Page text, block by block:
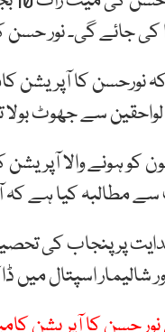
کی جائے گی۔ نور
کہ نورحسن کا
سے جھوٹ بولا
طور پر ڈاکٹر نے 28 جون
مطالبہ کیا ہے کہ
پر پنجاب کی
اسپتال میں